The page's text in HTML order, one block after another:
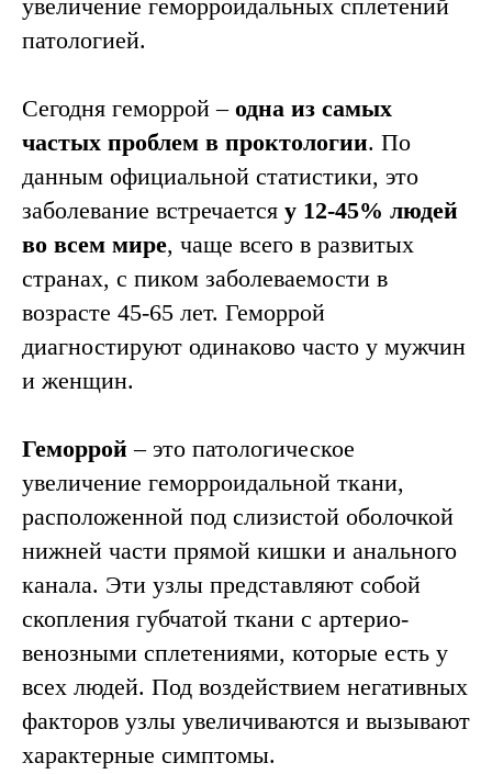
увеличение геморроидальных сплетений
патологией.
Сегодня геморрой – одна из самых
частых проблем в проктологии. По
данным официальной статистики, это
заболевание встречается у 12-45% людей
во всем мире, чаще всего в развитых
странах, с пиком заболеваемости в
возрасте 45-65 лет. Геморрой
диагностируют одинаково часто у мужчин
и женщин.
Геморрой – это патологическое
увеличение геморроидальной ткани,
расположенной под слизистой оболочкой
нижней части прямой кишки и анального
канала. Эти узлы представляют собой
скопления губчатой ткани с артерио-
венозными сплетениями, которые есть у
всех людей. Под воздействием негативных
факторов узлы увеличиваются и вызывают
характерные симптомы.